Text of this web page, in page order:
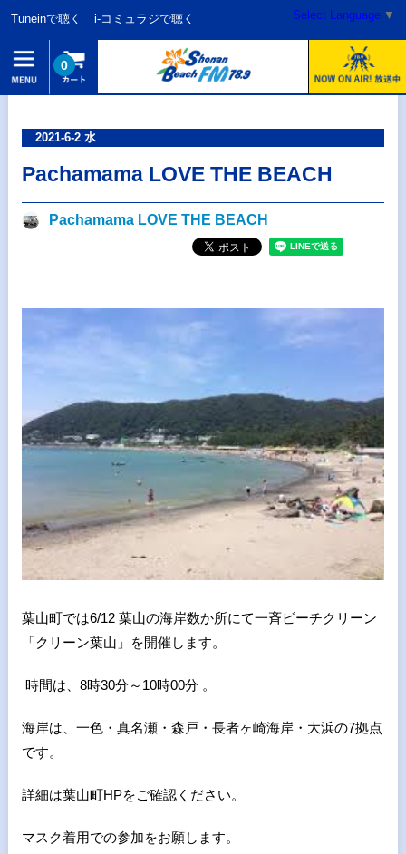
Tuneinで聴く i-コミュラジで聴く Select Language ▼
0
2021-6-2 水
Pachamama LOVE THE BEACH
Pachamama LOVE THE BEACH
葉山町では6/12 葉山の海岸数か所にて一斉ビーチクリーン
「クリーン葉山」を開催します。
時間は、8時30分～10時00分 。
海岸は、一色・真名瀬・森戸・長者ヶ崎海岸・大浜の7拠点
です。
詳細は葉山町HPをご確認ください。
マスク着用での参加をお願します。